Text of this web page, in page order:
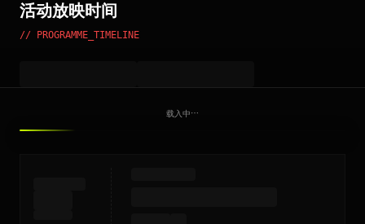
活动放映时间
// PROGRAMME_TIMELINE
载入中⋯